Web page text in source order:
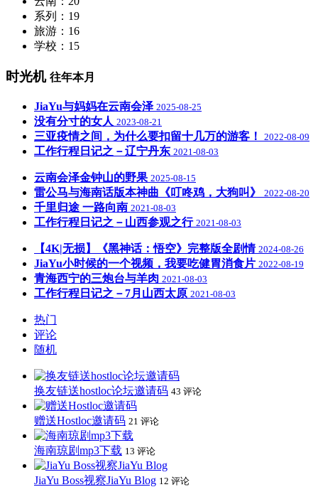
系列：19
旅游：16
学校：15
时光机 往年本月
JiaYu与妈妈在云南会泽 2025-08-25
没有分寸的女人 2023-08-21
三亚疫情之间，为什么要扣留十几万的游客！ 2022-08-09
工作行程日记之－辽宁丹东 2021-08-03
云南会泽金钟山的野果 2025-08-15
雷公马与海南话版本神曲《叮咚鸡，大狗叫》 2022-08-20
千里归途 一路向南 2021-08-03
工作行程日记之－山西参观之行 2021-08-03
【4K|无损】《黑神话：悟空》完整版全剧情 2024-08-26
JiaYu小时候的一个视频，我要吃健胃消食片 2022-08-19
青海西宁的三炮台与羊肉 2021-08-03
工作行程日记之－7月山西太原 2021-08-03
热门
评论
随机
换友链送hostloc论坛邀请码 43 评论
赠送Hostloc邀请码 21 评论
海南琼剧mp3下载 13 评论
JiaYu Boss视察JiaYu Blog 12 评论